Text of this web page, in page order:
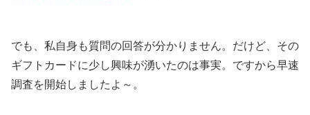
でも、私自身も質問の回答が分かりません。だけど、その
ギフトカードに少し興味が湧いたのは事実。ですから早速
調査を開始しましたよ～。